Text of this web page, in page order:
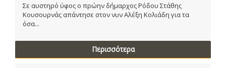
Σε αυστηρό ύφος ο πρώην δήμαρχος Ρόδου Στάθης
Κουσουρνάς απάντησε στον νυν Αλέξη Κολιάδη για τα
όσα...
Περισσότερα